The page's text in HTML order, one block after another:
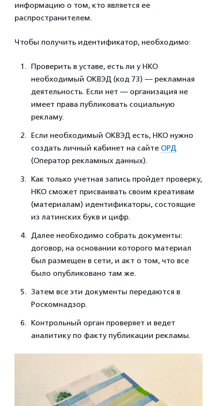
информацию о том, кто является ее
распространителем.
Чтобы получить идентификатор, необходимо:
Проверить в уставе, есть ли у НКО
необходимый ОКВЭД (код 73) — рекламная
деятельность. Если нет — организация не
имеет права публиковать социальную
рекламу.
Если необходимый ОКВЭД есть, НКО нужно
создать личный кабинет на сайте ОРД
(Оператор рекламных данных).
Как только учетная запись пройдет проверку,
НКО сможет присваивать своим креативам
(материалам) идентификаторы, состоящие
из латинских букв и цифр.
Далее необходимо собрать документы:
договор, на основании которого материал
был размещен в сети, и акт о том, что все
было опубликовано там же.
Затем все эти документы передаются в
Роскомнадзор.
Контрольный орган проверяет и ведет
аналитику по факту публикации рекламы.